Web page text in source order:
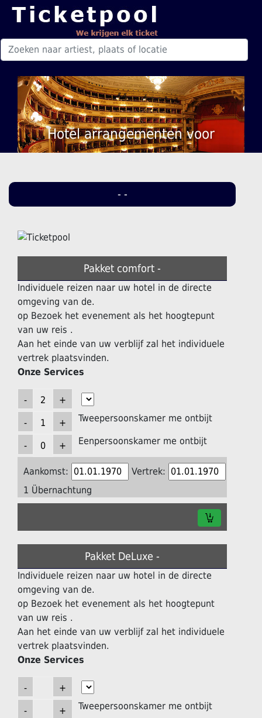
Hotel arrangementen voor
- -
Pakket comfort -
Individuele reizen naar uw hotel in de directe
omgeving van de.
op Bezoek het evenement als het hoogtepunt
van uw reis .
Aan het einde van uw verblijf zal het individuele
vertrek plaatsvinden.
Onze Services
Tweepersoonskamer me ontbijt
Eenpersoonskamer me ontbijt
Aankomst:
Vertrek:
1 Übernachtung
Pakket DeLuxe -
Individuele reizen naar uw hotel in de directe
omgeving van de.
op Bezoek het evenement als het hoogtepunt
van uw reis .
Aan het einde van uw verblijf zal het individuele
vertrek plaatsvinden.
Onze Services
Tweepersoonskamer me ontbijt